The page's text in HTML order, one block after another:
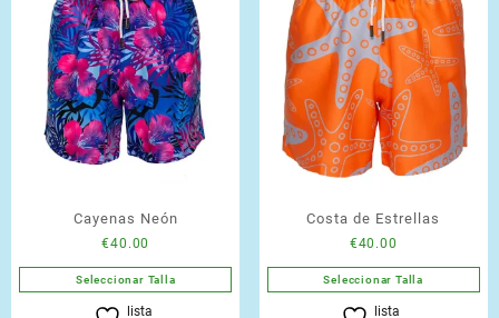
Cayenas Neón
€40.00
Seleccionar Talla
Este
lista
Costa de Estrellas
€40.00
Seleccionar Talla
Este
lista